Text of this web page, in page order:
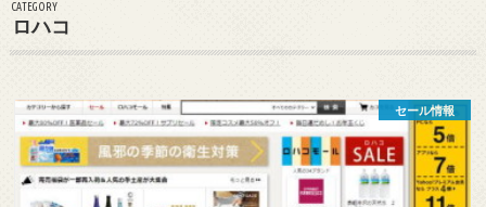
CATEGORY
ロハコ
セール情報